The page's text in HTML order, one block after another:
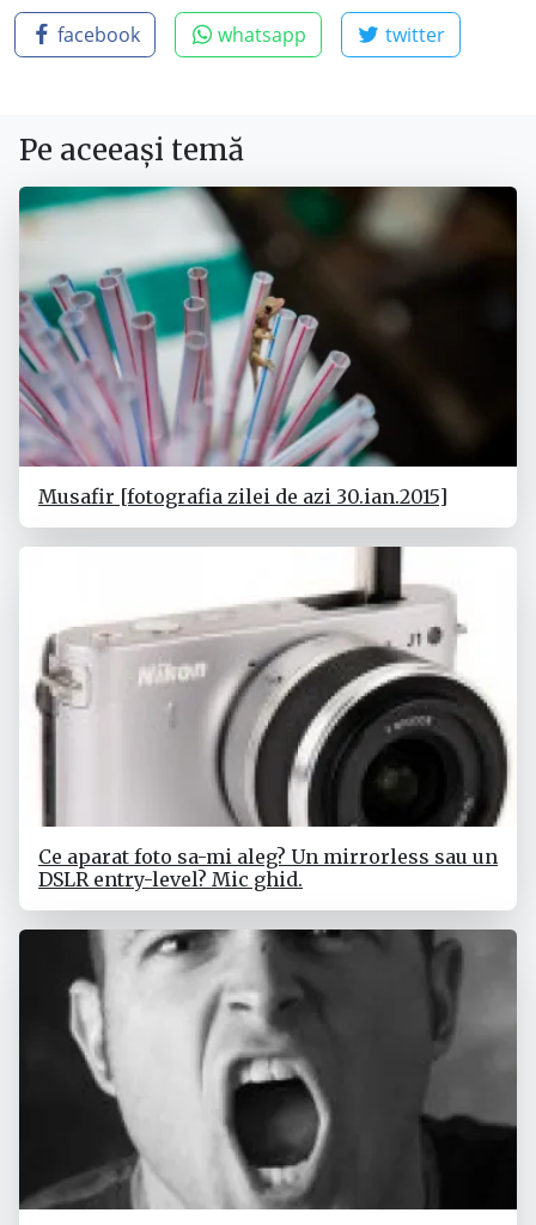
facebook whatsapp twitter
Pe aceeași temă
Musafir [fotografia zilei de azi 30.ian.2015]
Ce aparat foto sa-mi aleg? Un mirrorless sau un
DSLR entry-level? Mic ghid.